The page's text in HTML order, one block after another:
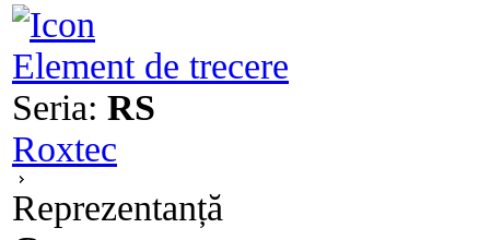
Element de trecere
Seria: RS
Roxtec
Reprezentanță